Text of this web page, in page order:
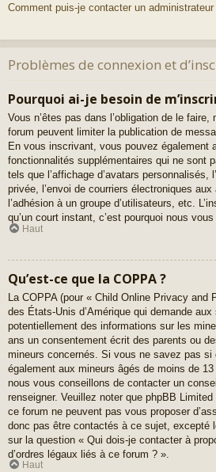
Comment puis-je contacter un
Problèmes de connexion et
Pourquoi ai-je besoin de
Vous n’êtes pas dans l’obligation de le
forum peuvent limiter la publication de
En vous inscrivant, vous pouvez également
fonctionnalités supplémentaires qui ne sont
tels que l’affichage d’avatars personnalisés,
privée, l’envoi de courriers électroniques
l’adhésion à un groupe d’utilisateurs, etc.
qu’un court instant, c’est pourquoi nous
Haut
Qu’est-ce que la COPPA ?
La COPPA (pour « Child Online Privacy and
des États-Unis d’Amérique qui demande
potentiellement des informations sur les
ans un consentement écrit des parents ou
mineurs concernés. Si vous ne savez pas si
également aux mineurs âgés de moins de
nous vous conseillons de contacter un
renseigner. Veuillez noter que phpBB
ce forum ne peuvent pas vous proposer
donc pas être contactés à ce sujet, excepté
sur la question « Qui dois-je contacter à
d’ordres légaux liés à ce forum ? ».
Haut